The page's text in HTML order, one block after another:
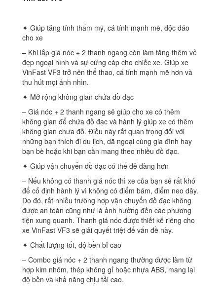
✦ Giúp tăng tính thẩm mỹ, cá tính mạnh mẽ, độc đáo
cho xe
– Khi lắp giá nóc + 2 thanh ngang còn làm tăng thêm vẻ
đẹp ngoại hình và sự cứng cáp cho chiếc xe. Giúp xe
VinFast VF3 trở nên thể thao, cá tính mạnh mẽ hơn và
thu hút mọi ánh nhìn.
✦ Mở rộng không gian chứa đồ đạc
– Giá nóc + 2 thanh ngang sẽ giúp cho xe có thêm
không gian để chứa đồ đạc và hành lý giúp xe có thêm
không gian chưa đồ. Điều này rất quan trọng đối với
những bạn thích đi du lịch, dã ngoại cùng gia đình hay
bạn bè hoặc khi bạn cần mang theo nhiều đồ đạc.
✦ Giúp vận chuyển đồ đạc có thể dễ dàng hơn
– Nếu không có thanh giá nóc thì xe của bạn sẽ rất khó
để cố định hành lý vì không có điểm bám, điểm neo dây.
Do đó, rất nhiều trường hợp vận chuyển đồ đạc không
được an toàn cũng như là ảnh hưởng đến các phương
tiện xung quanh. Thanh giá nóc được thiết kế riêng cho
xe VinFast VF3 sẽ giải quyết triệt để vấn đề này.
✦ Chất lượng tốt, độ bền bỉ cao
– Combo giá nóc + 2 thanh ngang thường được làm từ
hợp kim nhôm, thép không gỉ hoặc nhựa ABS, mang lại
độ bền và khả năng chịu tải cao.